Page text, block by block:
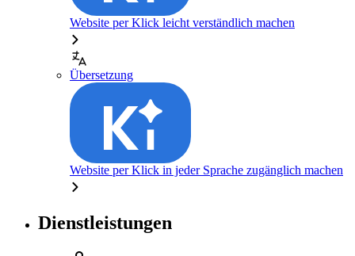
Website per Klick leicht verständlich machen
Übersetzung
Website per Klick in jeder Sprache zugänglich machen
Dienstleistungen